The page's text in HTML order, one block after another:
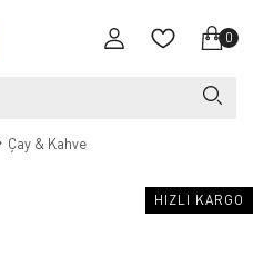
0
Çay & Kahve
HIZLI KARGO